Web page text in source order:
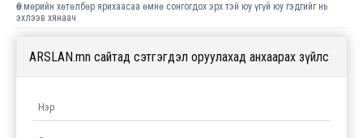
Өө мөрийн хөтөлбөр ярихаасаа өмнө сонгогдох эрх тэй юу үгүй юу гэдгийг нь
эхлээв хянаач
ARSLAN.mn сайтад сэтгэгдэл оруулахад анхаарах зүйлс